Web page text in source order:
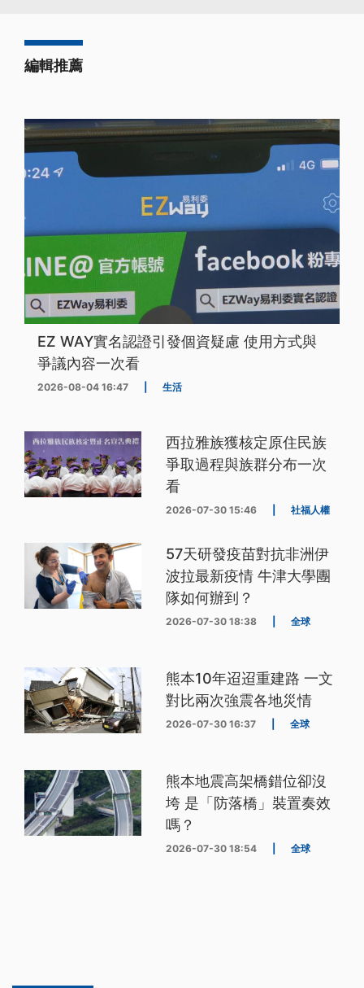
編輯推薦
EZ WAY實名認證引發個資疑慮 使用方式與
爭議內容一次看
2026-08-04 16:47 生活
西拉雅族獲核定原住民族
爭取過程與族群分布一次
看
2026-07-30 15:46 社福人權
57天研發疫苗對抗非洲伊
波拉最新疫情 牛津大學團
隊如何辦到？
2026-07-30 18:38 全球
熊本10年迢迢重建路 一文
對比兩次強震各地災情
2026-07-30 16:37 全球
熊本地震高架橋錯位卻沒
垮 是「防落橋」裝置奏效
嗎？
2026-07-30 18:54 全球